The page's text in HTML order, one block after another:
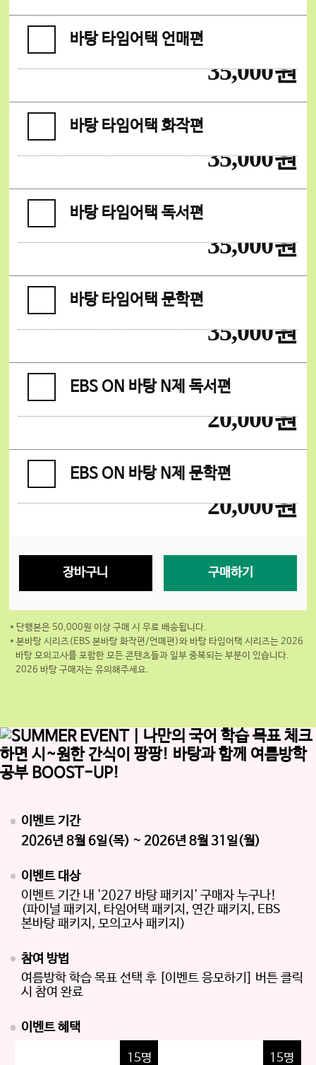
바탕 타임어택 언매편
35,000원
바탕 타임어택 화작편
35,000원
바탕 타임어택 독서편
35,000원
바탕 타임어택 문학편
35,000원
EBS ON 바탕 N제 독서편
20,000원
EBS ON 바탕 N제 문학편
20,000원
장바구니 구매하기
* 단행본은 50,000원 이상 구매 시 무료 배송됩니다.
* 본바탕 시리즈(EBS 본바탕 화작편/언매편)와 바탕 타임어택 시리즈는 2026
바탕 모의고사를 포함한 모든 콘텐츠들과 일부 중복되는 부분이 있습니다.
2026 바탕 구매자는 유의해주세요.
이벤트 기간
2026년 8월 6일(목) ~ 2026년 8월 31일(월)
이벤트 대상
이벤트 기간 내 '2027 바탕 패키지' 구매자 누구나!
(파이널 패키지, 타임어택 패키지, 연간 패키지, EBS
본바탕 패키지, 모의고사 패키지)
참여 방법
여름방학 학습 목표 선택 후 [이벤트 응모하기] 버튼 클릭
시 참여 완료
이벤트 혜택
15명 15명